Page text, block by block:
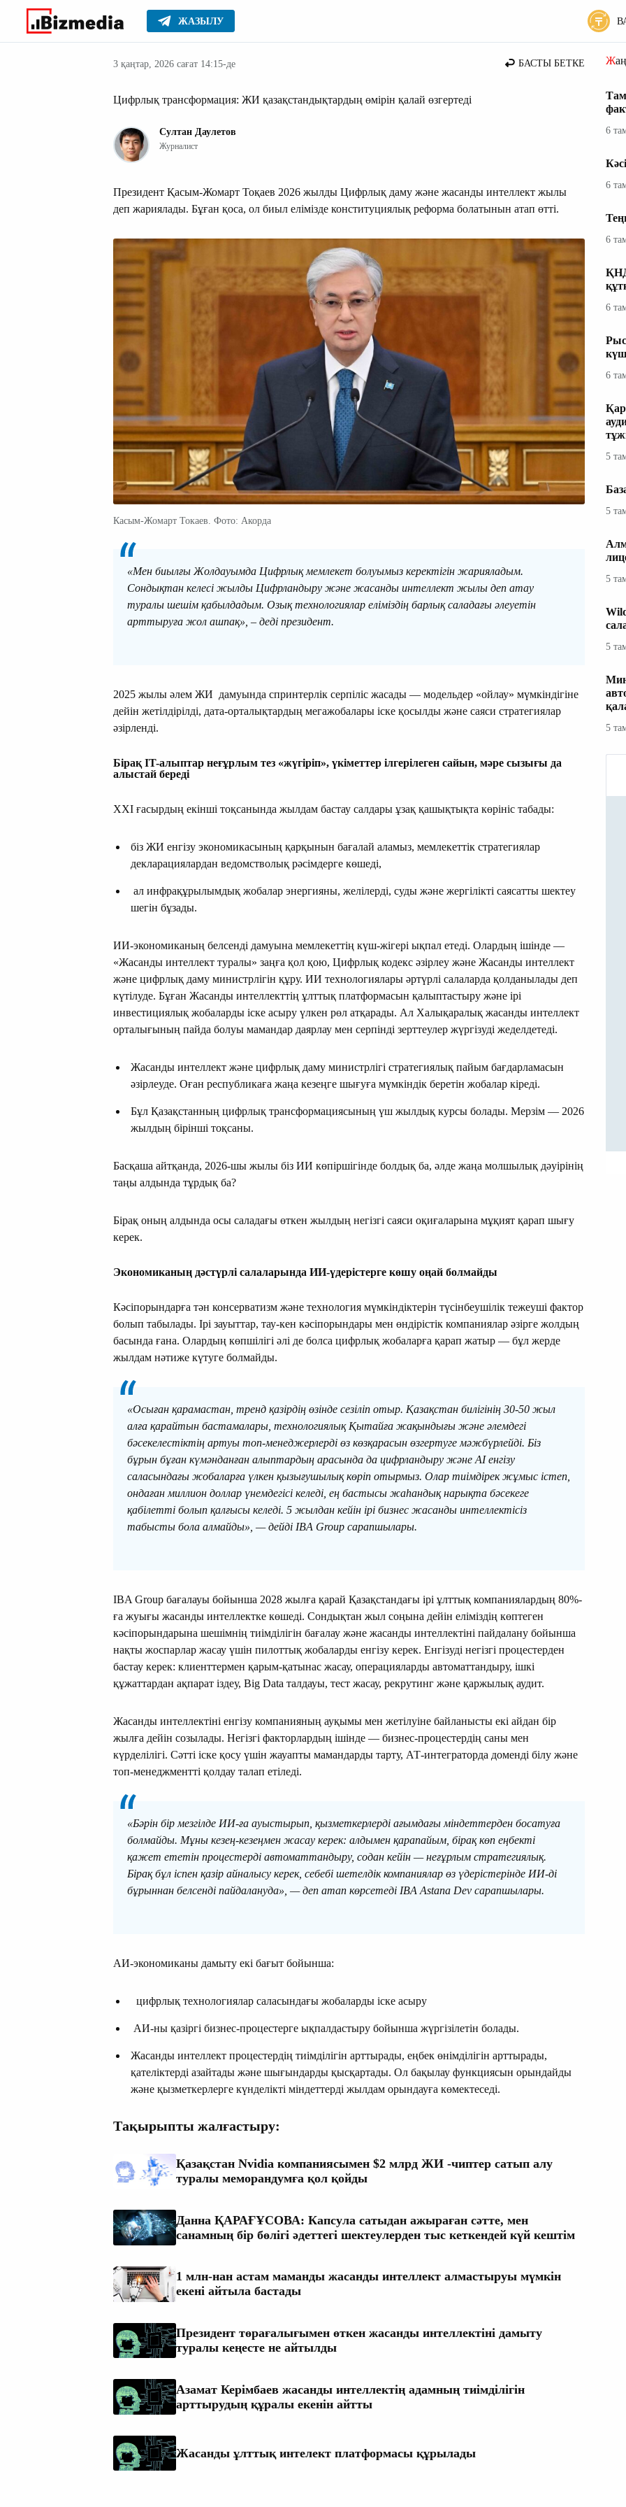
ЖАЗЫЛУ
Басты Жаңалықтар
3 қаңтар, 2026 сағат 14:15-де БАСТЫ БЕТКЕ
Цифрлық трансформация: ЖИ қазақстандықтардың өмірін қалай өзгертеді
Султан Даулетов
Журналист
Президент Қасым-Жомарт Тоқаев 2026 жылды Цифрлық даму және жасанды интеллект жылы
деп жариялады. Бұған қоса, ол биыл елімізде конституциялық реформа болатынын атап өтті.
Касым-Жомарт Токаев. Фото: Акорда
«Мен биылғы Жолдауымда Цифрлық мемлекет болуымыз керектігін жарияладым.
Сондықтан келесі жылды Цифрландыру және жасанды интеллект жылы деп атау
туралы шешім қабылдадым. Озық технологиялар еліміздің барлық саладағы әлеуетін
арттыруға жол ашпақ», – деді президент.
2025 жылы әлем ЖИ дамуында спринтерлік серпіліс жасады — модельдер «ойлау» мүмкіндігіне
дейін жетілдірілді, дата-орталықтардың мегажобалары іске қосылды және саяси стратегиялар
әзірленді.
Бірақ IT-алыптар неғұрлым тез «жүгіріп», үкіметтер ілгерілеген сайын, мәре сызығы да
алыстай береді
XXI ғасырдың екінші тоқсанында жылдам бастау салдары ұзақ қашықтықта көрініс табады:
біз ЖИ енгізу экономикасының қарқынын бағалай аламыз, мемлекеттік стратегиялар
декларациялардан ведомстволық рәсімдерге көшеді,
ал инфрақұрылымдық жобалар энергияны, желілерді, суды және жергілікті саясатты шектеу
шегін бұзады.
ИИ-экономиканың белсенді дамуына мемлекеттің күш-жігері ықпал етеді. Олардың ішінде —
«Жасанды интеллект туралы» заңға қол қою, Цифрлық кодекс әзірлеу және Жасанды интеллект
және цифрлық даму министрлігін құру. ИИ технологиялары әртүрлі салаларда қолданылады деп
күтілуде. Бұған Жасанды интеллекттің ұлттық платформасын қалыптастыру және ірі
инвестициялық жобаларды іске асыру үлкен рөл атқарады. Ал Халықаралық жасанды интеллект
орталығының пайда болуы мамандар даярлау мен серпінді зерттеулер жүргізуді жеделдетеді.
Жасанды интеллект және цифрлық даму министрлігі стратегиялық пайым бағдарламасын
әзірлеуде. Оған республикаға жаңа кезеңге шығуға мүмкіндік беретін жобалар кіреді.
Бұл Қазақстанның цифрлық трансформациясының үш жылдық курсы болады. Мерзім — 2026
жылдың бірінші тоқсаны.
Басқаша айтқанда, 2026-шы жылы біз ИИ көпіршігінде болдық ба, әлде жаңа молшылық дәуірінің
таңы алдында тұрдық ба?
Бірақ оның алдында осы саладағы өткен жылдың негізгі саяси оқиғаларына мұқият қарап шығу
керек.
Экономиканың дәстүрлі салаларында ИИ-үдерістерге көшу оңай болмайды
Кәсіпорындарға тән консерватизм және технология мүмкіндіктерін түсінбеушілік тежеуші фактор
болып табылады. Ірі зауыттар, тау-кен кәсіпорындары мен өндірістік компаниялар әзірге жолдың
басында ғана. Олардың көпшілігі әлі де болса цифрлық жобаларға қарап жатыр — бұл жерде
жылдам нәтиже күтуге болмайды.
«Осыған қарамастан, тренд қазірдің өзінде сезіліп отыр. Қазақстан билігінің 30-50 жыл
алға қарайтын бастамалары, технологиялық Қытайға жақындығы және әлемдегі
бәсекелестіктің артуы топ-менеджерлерді өз көзқарасын өзгертуге мәжбүрлейді. Біз
бұрын бұған күмәнданған алыптардың арасында да цифрландыру және AI енгізу
саласындағы жобаларға үлкен қызығушылық көріп отырмыз. Олар тиімдірек жұмыс істеп,
ондаған миллион доллар үнемдегісі келеді, ең бастысы жаһандық нарықта бәсекеге
қабілетті болып қалғысы келеді. 5 жылдан кейін ірі бизнес жасанды интеллектісіз
табысты бола алмайды», — дейді IBA Group сарапшылары.
IBA Group бағалауы бойынша 2028 жылға қарай Қазақстандағы ірі ұлттық компаниялардың 80%-
ға жуығы жасанды интеллектке көшеді. Сондықтан жыл соңына дейін еліміздің көптеген
кәсіпорындарына шешімнің тиімділігін бағалау және жасанды интеллектіні пайдалану бойынша
нақты жоспарлар жасау үшін пилоттық жобаларды енгізу керек. Енгізуді негізгі процестерден
бастау керек: клиенттермен қарым-қатынас жасау, операцияларды автоматтандыру, ішкі
құжаттардан ақпарат іздеу, Big Data талдауы, тест жасау, рекрутинг және қаржылық аудит.
Жасанды интеллектіні енгізу компанияның ауқымы мен жетілуіне байланысты екі айдан бір
жылға дейін созылады. Негізгі факторлардың ішінде — бизнес-процестердің саны мен
күрделілігі. Сәтті іске қосу үшін жауапты мамандарды тарту, АТ-интеграторда доменді білу және
топ-менеджментті қолдау талап етіледі.
«Бәрін бір мезгілде ИИ-ға ауыстырып, қызметкерлерді ағымдағы міндеттерден босатуға
болмайды. Мұны кезең-кезеңмен жасау керек: алдымен қарапайым, бірақ көп еңбекті
қажет ететін процестерді автоматтандыру, содан кейін — неғұрлым стратегиялық.
Бірақ бұл іспен қазір айналысу керек, себебі шетелдік компаниялар өз үдерістерінде ИИ-ді
бұрыннан белсенді пайдалануда», — деп атап көрсетеді IBA Astana Dev сарапшылары.
АИ-экономиканы дамыту екі бағыт бойынша:
цифрлық технологиялар саласындағы жобаларды іске асыру
АИ-ны қазіргі бизнес-процестерге ықпалдастыру бойынша жүргізілетін болады.
Жасанды интеллект процестердің тиімділігін арттырады, еңбек өнімділігін арттырады,
қателіктерді азайтады және шығындарды қысқартады. Ол бақылау функциясын орындайды
және қызметкерлерге күнделікті міндеттерді жылдам орындауға көмектеседі.
Тақырыпты жалғастыру:
Қазақстан Nvidia компаниясымен $2 млрд ЖИ -чиптер сатып алу
туралы меморандумға қол қойды
Данна ҚАРАҒҰСОВА: Капсула сатыдан ажыраған сәтте, мен
санамның бір бөлігі әдеттегі шектеулерден тыс кеткендей күй кештім
1 млн-нан астам маманды жасанды интеллект алмастыруы мүмкін
екені айтыла бастады
Президент төрағалығымен өткен жасанды интеллектіні дамыту
туралы кеңесте не айтылды
Азамат Керімбаев жасанды интеллектің адамның тиімділігін
арттырудың құралы екенін айтты
Жасанды ұлттық интелект платформасы құрылады
6
6
6
6
6
5
5
5
5
5